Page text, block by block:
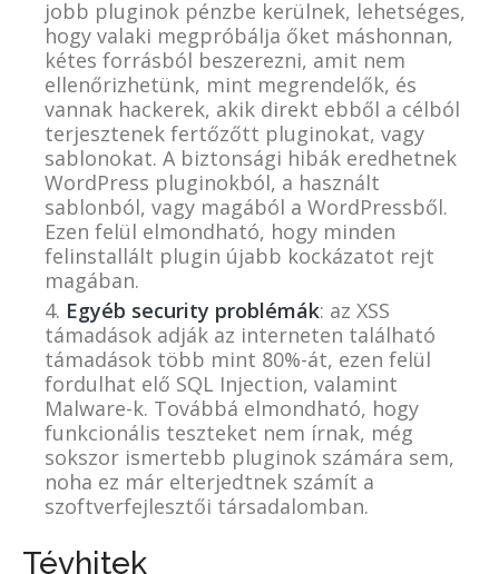
jobb pluginok pénzbe kerülnek, lehetséges,
hogy valaki megpróbálja őket máshonnan,
kétes forrásból beszerezni, amit nem
ellenőrizhetünk, mint megrendelők, és
vannak hackerek, akik direkt ebből a célból
terjesztenek fertőzőtt pluginokat, vagy
sablonokat. A biztonsági hibák eredhetnek
WordPress pluginokból, a használt
sablonból, vagy magából a WordPressből.
Ezen felül elmondható, hogy minden
felinstallált plugin újabb kockázatot rejt
magában.
Egyéb security problémák: az XSS
támadások adják az interneten található
támadások több mint 80%-át, ezen felül
fordulhat elő SQL Injection, valamint
Malware-k. Továbbá elmondható, hogy
funkcionális teszteket nem írnak, még
sokszor ismertebb pluginok számára sem,
noha ez már elterjedtnek számít a
szoftverfejlesztői társadalomban.
Tévhitek